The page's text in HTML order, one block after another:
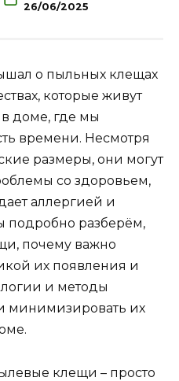
26/06/2025
о пыльных клещах
которые живут
доме, где мы
времени. Несмотря
размеры, они могут
со здоровьем,
аллергией и
подробно разберём,
почему важно
их появления и
и методы
минимизировать их
клещи – просто